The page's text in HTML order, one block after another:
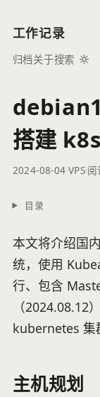
工作记录
归档关于搜索
搭建
2024-08-04VPS
目录
本文将介绍国
统，使用
行、包含
（2024.08.12
kubernetes 集
主机规划